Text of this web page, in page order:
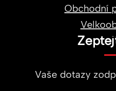
Obchodní
Vaše dotazy